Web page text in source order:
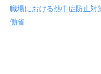
職場における熱中症防止
働省